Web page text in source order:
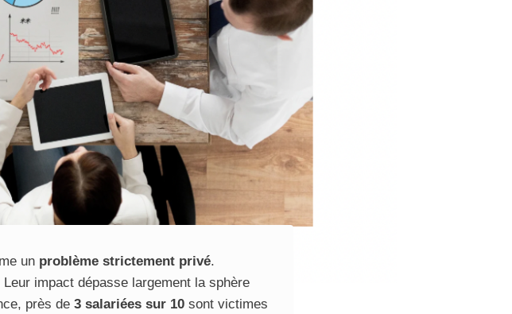
un problème strictement privé.
impact dépasse largement la sphère
près de 3 salariées sur 10 sont victimes